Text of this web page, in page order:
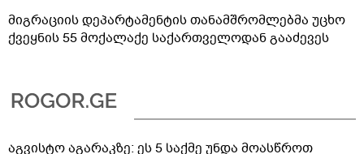
მიგრაციის დეპარტამენტის თანამშრომლებმა უცხო
ქვეყნის 55 მოქალაქე საქართველოდან გააძევეს
აგვისტო აგარაკზე: ეს 5 საქმე უნდა მოასწროთ